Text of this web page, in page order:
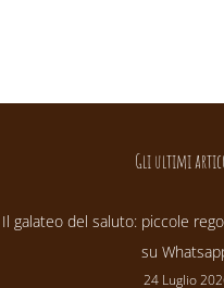
Gli ultimi
Il galateo del saluto: piccole
su
24 Luglio